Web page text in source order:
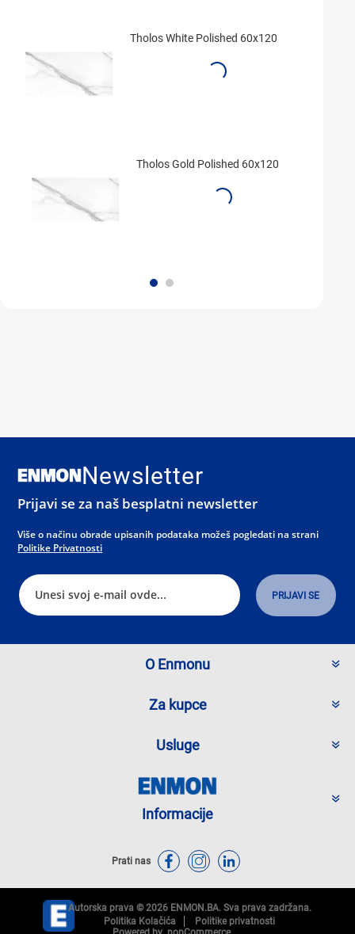
Tholos White Polished 60x120
Tholos Gold Polished 60x120
Newsletter
Prijavi se za naš besplatni newsletter
Više o načinu obrade upisanih podataka možeš pogledati na strani
Politike Privatnosti
O Enmonu
Za kupce
Usluge
Informacije
Prati nas
Autorska prava © 2026 ENMON.BA. Sva prava zadržana.
Politika Kolačića
Politike privatnosti